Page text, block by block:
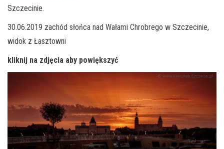
Szczecinie.
30.06.2019 zachód słońca nad Wałami Chrobrego w Szczecinie,
widok z Łasztowni
kliknij na zdjęcia aby powiększyć